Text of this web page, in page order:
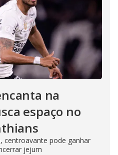
na
espaço no
centroavante pode ganhar
jejum